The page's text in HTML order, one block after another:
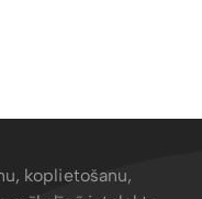
koplietošanu,